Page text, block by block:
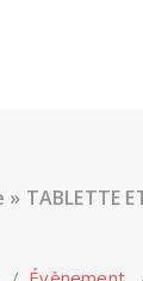
TABLETTE